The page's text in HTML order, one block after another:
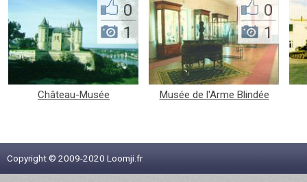
Château-Musée
0
1
Musée de l'Arme Blindée
0
1
Copyright © 2009-2020 Loomji.fr